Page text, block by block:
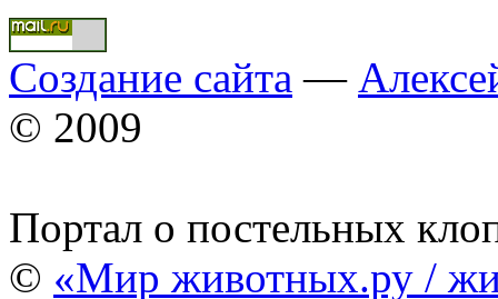
Создание сайта —
© 2009
Портал о постельных
© «Мир животных.ру /